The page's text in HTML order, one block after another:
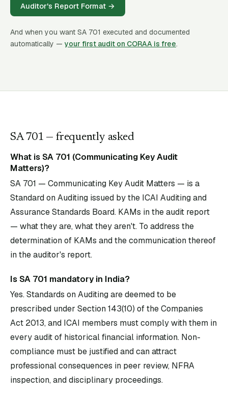
Auditor's Report Format →
And when you want SA 701 executed and documented
automatically — your first audit on CORAA is free.
SA701 — frequently asked
What is SA 701 (Communicating Key Audit
Matters)?
SA 701 — Communicating Key Audit Matters — is a
Standard on Auditing issued by the ICAI Auditing and
Assurance Standards Board. KAMs in the audit report
— what they are, what they aren't. To address the
determination of KAMs and the communication thereof
in the auditor's report.
Is SA 701 mandatory in India?
Yes. Standards on Auditing are deemed to be
prescribed under Section 143(10) of the Companies
Act 2013, and ICAI members must comply with them in
every audit of historical financial information. Non-
compliance must be justified and can attract
professional consequences in peer review, NFRA
inspection, and disciplinary proceedings.